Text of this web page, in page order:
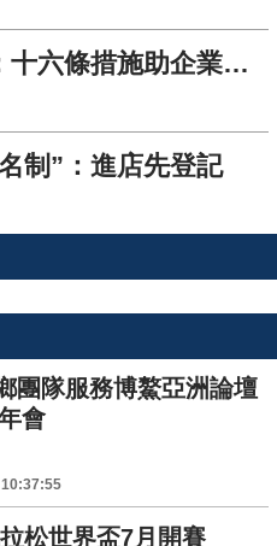
哈爾濱市市場監管局：十六條措施助企業復工復産
制”：進店先登記
團隊服務博鰲亞洲論壇
會
松世界盃7月開賽